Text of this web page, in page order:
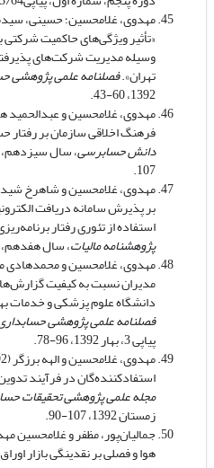
«تأثیر ویژگی‌های حاکمیت
وسیله مدیریت شرکت‌های
تهران».فصلنامه علمی پژوهشی
1392، 60-43.
فرهنگ اخلاقی سازمان بر
دانش حسابرسی
107.
بر پذیرش سامانه دریافت
استفاده از تئوری رفتار
پژوهشنامه مالیات، سال هفدهم، پیایی 65، بهار
مدیران نسبت به کیفیت
دانشگاه علوم پزشکی و خدمات
فصلنامه علمی پژوهشی
پیاپی 3، بهار 1392، 96-78.
استفادکننده‌گان در فرآیند
مجله علمی پژوهشی تحقیقات
زمستان 1392، 107-90.
هوا و فصلی بر نقدینگی بازار